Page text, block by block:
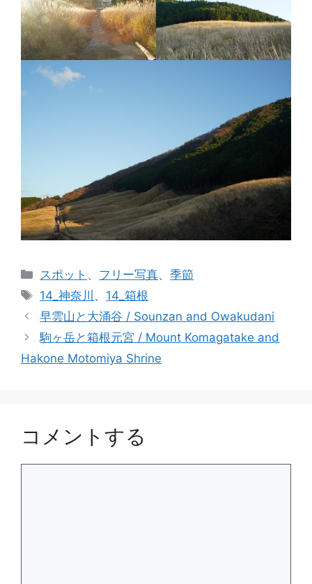
カ
テ
リ
ー
スポット 、 フリー写真、季節
タ
グ
14_神奈川 、 14_箱根
早雲山と大涌谷 / Sounzan and Owakudani
駒ヶ岳と箱根元宮 / Mount Komagatake and
Hakone Motomiya Shrine
コメントする